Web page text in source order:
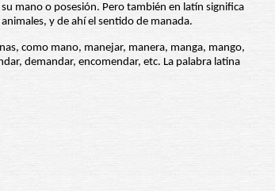
mano o posesión. Pero también en latín significa
y de ahí el sentido de manada.
como mano, manejar, manera, manga, mango,
demandar, encomendar, etc. La palabra latina